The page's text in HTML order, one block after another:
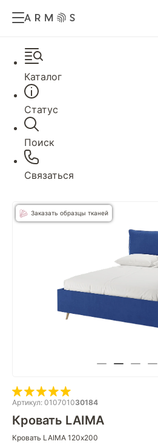
Каталог
Статус
Поиск
Связаться
Заказать образцы тканей
Артикул: 010701030184
Кровать LAIMA
Кровать LAIMA 120х200